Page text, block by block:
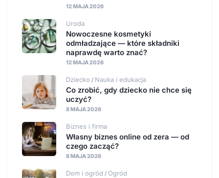
12 MAJA 2026
Uroda
Nowoczesne kosmetyki
odmładzające — które składniki
naprawdę warto znać?
12 MAJA 2026
Dziecko / Nauka i edukacja
Co zrobić, gdy dziecko nie chce się
uczyć?
8 MAJA 2026
Biznes i firma
Własny biznes online od zera — od
czego zacząć?
8 MAJA 2026
Dom i ogród / Ogród